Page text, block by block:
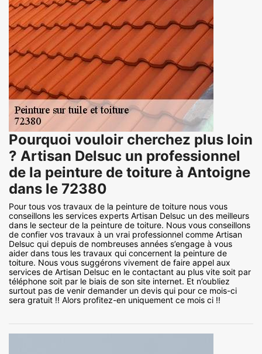
Pourquoi vouloir cherchez plus loin
? Artisan Delsuc un professionnel
de la peinture de toiture à Antoigne
dans le 72380
Pour tous vos travaux de la peinture de toiture nous vous
conseillons les services experts Artisan Delsuc un des meilleurs
dans le secteur de la peinture de toiture. Nous vous conseillons
de confier vos travaux à un vrai professionnel comme Artisan
Delsuc qui depuis de nombreuses années s’engage à vous
aider dans tous les travaux qui concernent la peinture de
toiture. Nous vous suggérons vivement de faire appel aux
services de Artisan Delsuc en le contactant au plus vite soit par
téléphone soit par le biais de son site internet. Et n’oubliez
surtout pas de venir demander un devis qui pour ce mois-ci
sera gratuit !! Alors profitez-en uniquement ce mois ci !!